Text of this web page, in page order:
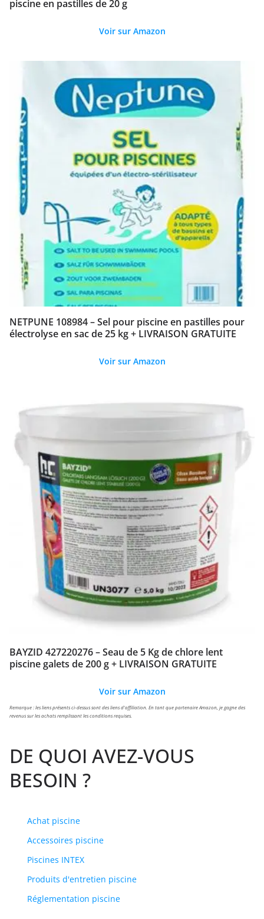
piscine en pastilles de 20 g
Voir sur Amazon
NETPUNE 108984 – Sel pour piscine en pastilles pour
électrolyse en sac de 25 kg + LIVRAISON GRATUITE
Voir sur Amazon
BAYZID 427220276 – Seau de 5 Kg de chlore lent
piscine galets de 200 g + LIVRAISON GRATUITE
Voir sur Amazon
Remarque : les liens présents ci-dessus sont des liens d'affiliation. En tant que partenaire Amazon, je gagne des
revenus sur les achats remplissant les conditions requises.
DE QUOI AVEZ-VOUS
BESOIN ?
Achat piscine
Accessoires piscine
Piscines INTEX
Produits d'entretien piscine
Réglementation piscine